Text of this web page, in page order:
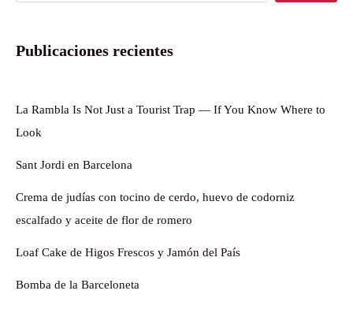
Publicaciones recientes
La Rambla Is Not Just a Tourist Trap — If You Know Where to
Look
Sant Jordi en Barcelona
Crema de judías con tocino de cerdo, huevo de codorniz
escalfado y aceite de flor de romero
Loaf Cake de Higos Frescos y Jamón del País
Bomba de la Barceloneta